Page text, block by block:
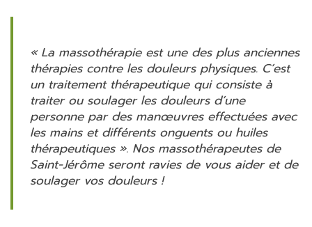
« La massothérapieest une des plus anciennes
thérapies contre les douleurs physiques. C’est
un traitement thérapeutiquequi consiste à
traiter ou soulager les douleursd’une
personne par des manœuvres effectuées avec
les mains et différents onguents ou huiles
thérapeutiques». Nos massothérapeutesde
Saint-Jérômeseront ravies de vous aider et de
soulager vos douleurs !